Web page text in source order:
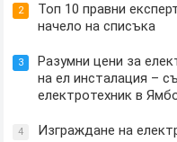
2
Топ 10 правни
начело на списъка
3
Разумни цени за
на ел инсталация –
електротехник в
4
Изграждане на